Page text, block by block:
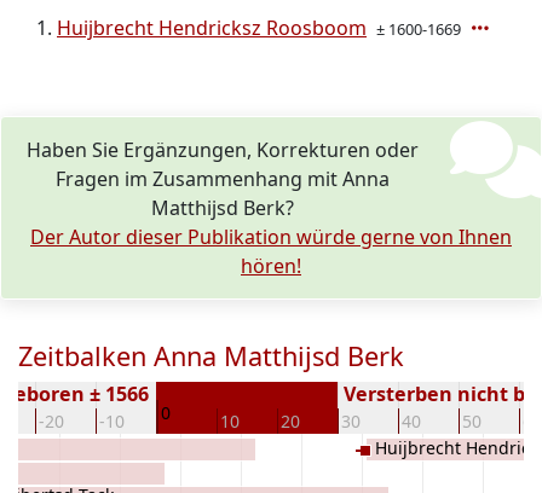
Huijbrecht Hendricksz Roosboom ± 1600-1669
Haben Sie Ergänzungen, Korrekturen oder
Fragen im Zusammenhang mit Anna
Matthijsd Berk?
Der Autor dieser Publikation würde gerne von Ihnen
hören!
Zeitbalken Anna Matthijsd Berk
-20 -10 0 10 20 30 40 50
Geboren ± 1566 Versterben nicht
Huijbrecht